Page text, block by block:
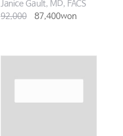
Janice Gault, MD, FACS
92,000
87,400won